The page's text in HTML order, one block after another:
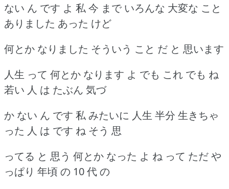
ない ん です よ 私 今 まで いろんな 大変な こと
ありました あった けど
何とか なりました そういう こと だ と 思います
人生 って 何とか なります よ でも これ でも ね
若い 人 は たぶん 気づ
か ない ん です 私 みたいに 人生 半分 生きちゃ
った 人 は です ね そう 思
ってる と 思う 何とか なった よ ね って ただ や
っぱり 年頃 の 10 代 の